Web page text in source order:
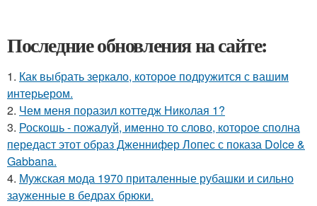
Последние обновления на сайте:
1. Как выбрать зеркало, которое подружится с вашим
интерьером.
2. Чем меня поразил коттедж Николая 1?
3. Роскошь - пожалуй, именно то слово, которое сполна
передаст этот образ Дженнифер Лопес с показа Dolce &
Gabbana.
4. Мужская мода 1970 приталенные рубашки и сильно
зауженные в бедрах брюки.